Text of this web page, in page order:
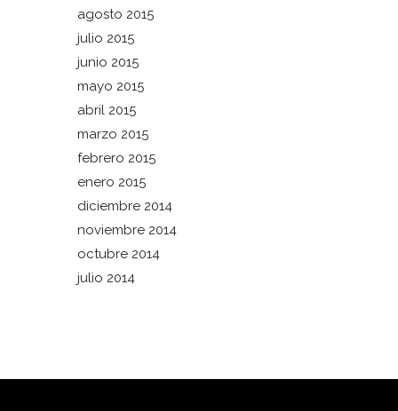
agosto 2015
julio 2015
junio 2015
mayo 2015
abril 2015
marzo 2015
febrero 2015
enero 2015
diciembre 2014
noviembre 2014
octubre 2014
julio 2014